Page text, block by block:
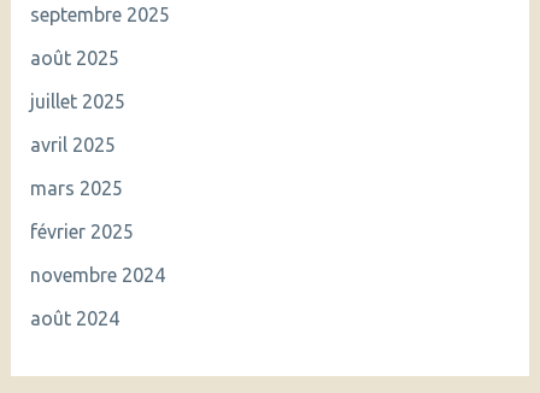
septembre 2025
août 2025
juillet 2025
avril 2025
mars 2025
février 2025
novembre 2024
août 2024